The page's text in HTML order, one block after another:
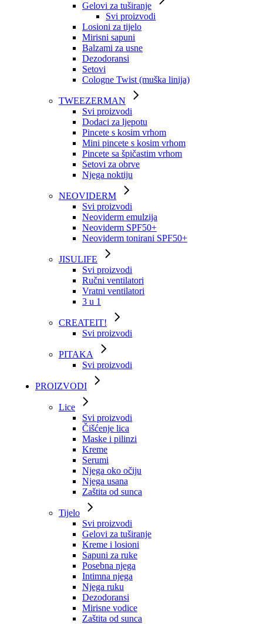
Gelovi za tuširanje
Svi proizvodi
Losioni za tijelo
Mirisni sapuni
Balzami za usne
Dezodoransi
Setovi
Cologne Twist (muška linija)
TWEEZERMAN
Svi proizvodi
Dodaci za ljepotu
Pincete s kosim vrhom
Mini pincete s kosim vrhom
Pincete sa špičastim vrhom
Setovi za obrve
Njega noktiju
NEOVIDERM
Svi proizvodi
Neoviderm emulzija
Neoviderm SPF50+
Neoviderm tonirani SPF50+
JISULIFE
Svi proizvodi
Ručni ventilatori
Vratni ventilatori
3 u 1
CREATEIT!
Svi proizvodi
PITAKA
Svi proizvodi
PROIZVODI
Lice
Svi proizvodi
Čišćenje lica
Maske i pilinzi
Kreme
Serumi
Njega oko očiju
Njega usana
Zaštita od sunca
Tijelo
Svi proizvodi
Gelovi za tuširanje
Kreme i losioni
Sapuni za ruke
Posebna njega
Intimna njega
Njega ruku
Dezodoransi
Mirisne vodice
Zaštita od sunca